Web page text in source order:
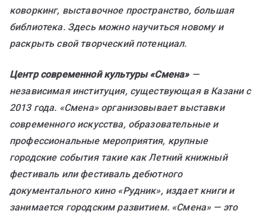
коворкинг, выставочное пространство, большая
библиотека. Здесь можно научиться новому и
раскрыть свой творческий потенциал.
Центр современной культуры «Смена»—
независимая институция, существующая в Казани с
2013 года. «Смена» организовывает выставки
современного искусства, образовательные и
профессиональные мероприятия, крупные
городские события такие как Летний книжный
фестиваль или фестиваль дебютного
документального кино «Рудник», издает книги и
занимается городским развитием. «Смена» — это